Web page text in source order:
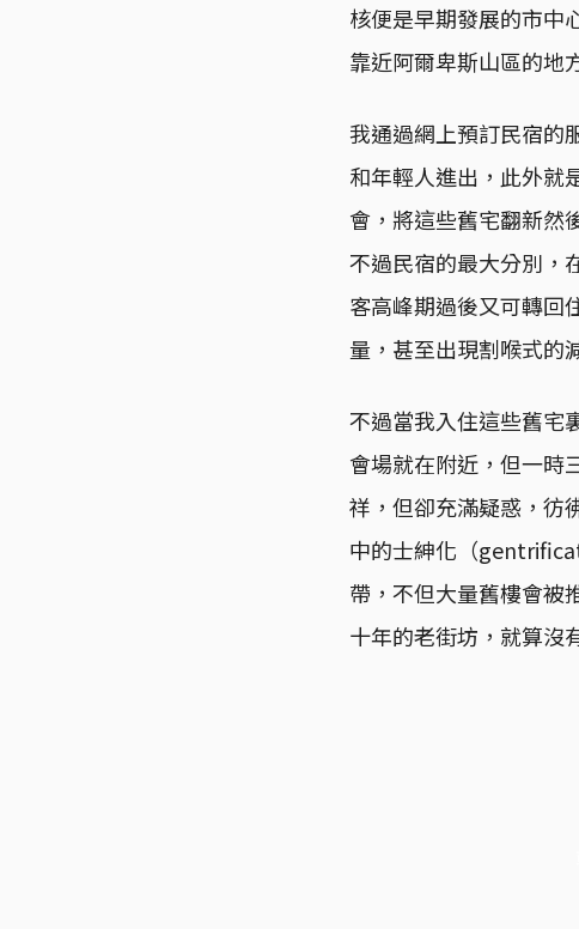
核便是早期發展的市中
靠近阿爾卑斯山區的地
我通過網上預訂民宿的
和年輕人進出，此外就
會，將這些舊宅翻新然
不過民宿的最大分別，
客高峰期過後又可轉回
量，甚至出現割喉式的
不過當我入住這些舊宅
會場就在附近，但一時
祥，但卻充滿疑惑，彷
中的士紳化（
帶，不但大量舊樓會被
十年的老街坊，就算沒